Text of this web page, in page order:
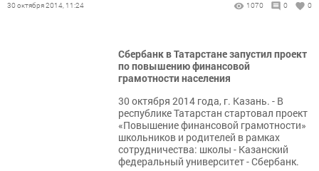
30 октября 2014, 11:24 1070 0 0
Сбербанк в Татарстане запустил проект
по повышению финансовой
грамотности населения
30 октября 2014 года, г. Казань. - В
республике Татарстан стартовал проект
«Повышение финансовой грамотности»
школьников и родителей в рамках
сотрудничества: школы - Казанский
федеральный университет - Сбербанк.